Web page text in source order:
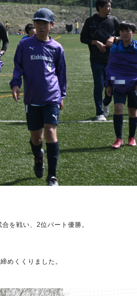
合を戦い、 2位パート優勝。
めくくりました。